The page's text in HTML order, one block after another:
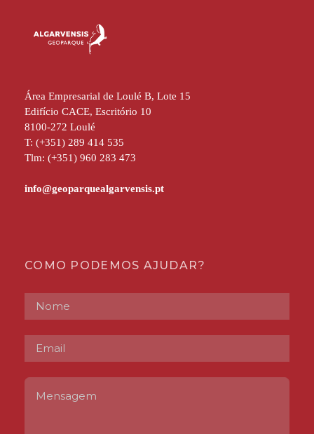
Área Empresarial de Loulé B, Lote 15
Edifício CACE, Escritório 10
8100-272 Loulé
T: (+351) 289 414 535
Tlm: (+351) 960 283 473
COMO PODEMOS AJUDAR?